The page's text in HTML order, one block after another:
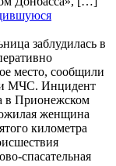
заблудилась в
место, сообщили
МЧС. Инцидент
в Прионежском
женщина
километра
спасательная